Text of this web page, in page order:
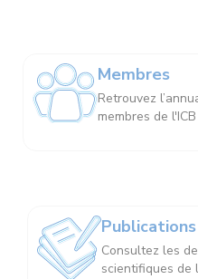
Membres
Retrouvez
membres de l'ICB
Publications
Consultez les
scientifiques de